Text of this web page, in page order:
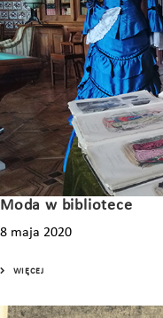
Moda w bibliotece
8 maja 2020
WIĘCEJ